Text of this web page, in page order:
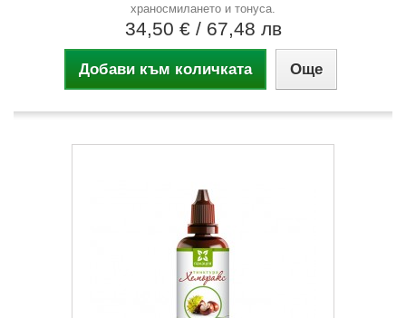
храносмилането и тонуса.
34,50 € / 67,48 лв
Добави към количката Още